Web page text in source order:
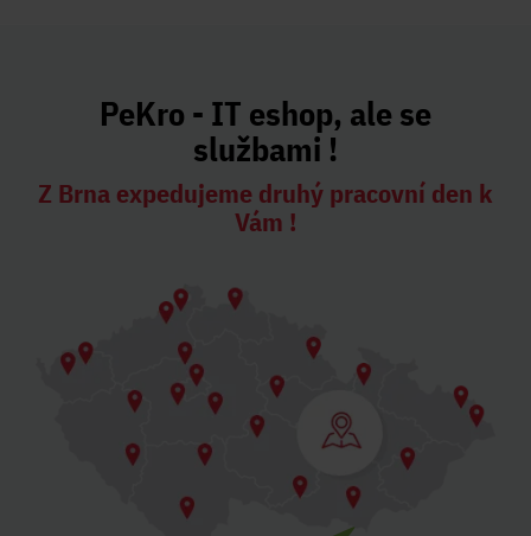
PeKro - IT eshop, ale se
službami !
Z Brna expedujeme druhý pracovní den k
Vám !